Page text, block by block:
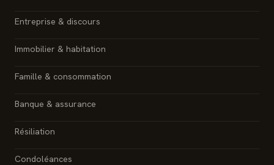
Entreprise & discours
Immobilier & habitation
Famille & consommation
Banque & assurance
Résiliation
Condoléances